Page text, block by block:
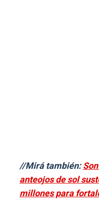
//Mirá también:
anteojos de sol
millones para